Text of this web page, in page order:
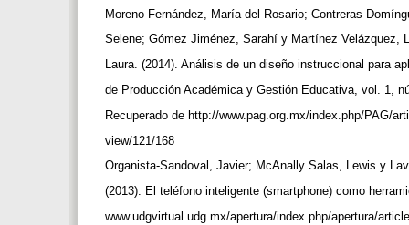
Moreno Fernández, María del Rosario; Contreras
Selene; Gómez Jiménez, Sarahí y Martínez Velázquez,
Laura. (2014). Análisis de un diseño instruccional para
de Producción Académica y Gestión Educativa, vol. 1,
Recuperado de http://www.pag.org.mx/index.php/PAG/
view/121/168
Organista-Sandoval, Javier; McAnally Salas, Lewis y
(2013). El teléfono inteligente (smartphone) como
www.udgvirtual.udg.mx/apertura/index.php/apertura/